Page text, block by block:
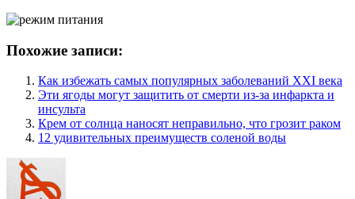
Похожие записи:
Как избежать самых популярных заболеваний XXI века
Эти ягоды могут защитить от смерти из-за инфаркта и
инсульта
Крем от солнца наносят неправильно, что грозит раком
12 удивительных преимуществ соленой воды